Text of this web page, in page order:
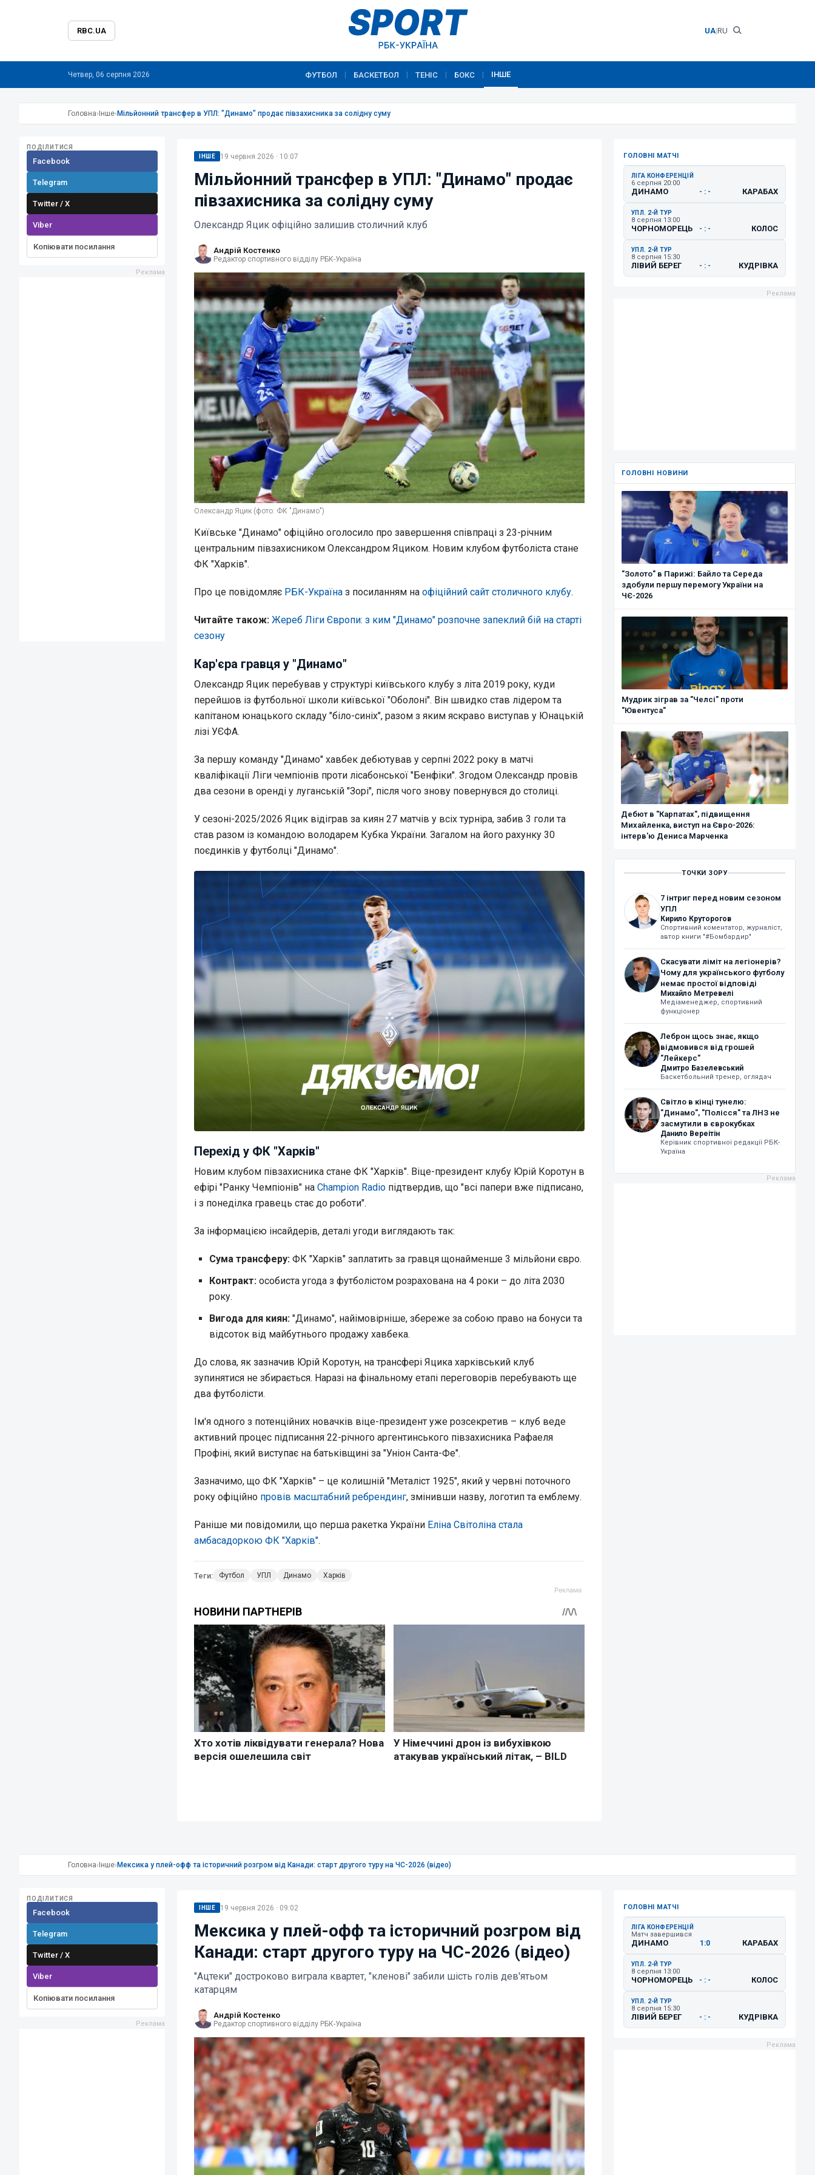
RBC.UA UA|RU
Четвер, 06 серпня 2026 ФУТБОЛ БАСКЕТБОЛ ТЕНІС БОКС ІНШЕ
Головна› Інше› Мільйонний трансфер в УПЛ: "Динамо" продає півзахисника за солідну суму
ПОДІЛИТИСЯ
Facebook
Telegram
Twitter / X
Viber
Копіювати посилання
ІНШЕ 19 червня 2026 · 10:07
Мільйонний трансфер в УПЛ: "Динамо" продає
півзахисника за солідну суму
Олександр Яцик офіційно залишив столичний клуб
Андрій Костенко
Редактор спортивного відділу РБК-Україна
Олександр Яцик (фото: ФК "Динамо")
Київське "Динамо" офіційно оголосило про завершення співпраці з 23-річним
центральним півзахисником Олександром Яциком. Новим клубом футболіста стане
ФК "Харків".
Про це повідомляє РБК-Україна з посиланням на офіційний сайт столичного клубу.
Читайте також: Жереб Ліги Європи: з ким "Динамо" розпочне запеклий бій на старті
сезону
Кар'єра гравця у "Динамо"
Олександр Яцик перебував у структурі київського клубу з літа 2019 року, куди
перейшов із футбольної школи київської "Оболоні". Він швидко став лідером та
капітаном юнацького складу "біло-синіх", разом з яким яскраво виступав у Юнацькій
лізі УЄФА.
За першу команду "Динамо" хавбек дебютував у серпні 2022 року в матчі
кваліфікації Ліги чемпіонів проти лісабонської "Бенфіки". Згодом Олександр провів
два сезони в оренді у луганській "Зорі", після чого знову повернувся до столиці.
У сезоні-2025/2026 Яцик відіграв за киян 27 матчів у всіх турніра, забив 3 голи та
став разом із командою володарем Кубка України. Загалом на його рахунку 30
поєдинків у футболці "Динамо".
Перехід у ФК "Харків"
Новим клубом півзахисника стане ФК "Харків". Віце-президент клубу Юрій Коротун в
ефірі "Ранку Чемпіонів" на Champion Radio підтвердив, що "всі папери вже підписано,
і з понеділка гравець стає до роботи".
За інформацією інсайдерів, деталі угоди виглядають так:
Сума трансферу: ФК "Харків" заплатить за гравця щонайменше 3 мільйони євро.
Контракт: особиста угода з футболістом розрахована на 4 роки – до літа 2030
року.
Вигода для киян: "Динамо", найімовірніше, збереже за собою право на бонуси та
відсоток від майбутнього продажу хавбека.
До слова, як зазначив Юрій Коротун, на трансфері Яцика харківський клуб
зупинятися не збирається. Наразі на фінальному етапі переговорів перебувають ще
два футболісти.
Ім'я одного з потенційних новачків віце-президент уже розсекретив – клуб веде
активний процес підписання 22-річного аргентинського півзахисника Рафаеля
Профіні, який виступає на батьківщині за "Уніон Санта-Фе".
Зазначимо, що ФК "Харків" – це колишній "Металіст 1925", який у червні поточного
року офіційно провів масштабний ребрендинг, змінивши назву, логотип та емблему.
Раніше ми повідомили, що перша ракетка України Еліна Світоліна стала
амбасадоркою ФК "Харків".
Теги: Футбол УПЛ Динамо Харків
ГОЛОВНІ МАТЧІ
ЛІГА КОНФЕРЕНЦІЙ
6 серпня 20:00
ДИНАМО - : - КАРАБАХ
УПЛ. 2-Й ТУР
8 серпня 13:00
ЧОРНОМОРЕЦЬ - : - КОЛОС
УПЛ. 2-Й ТУР
8 серпня 15:30
ЛІВИЙ БЕРЕГ - : - КУДРІВКА
ГОЛОВНІ НОВИНИ
"Золото" в Парижі: Байло та Середа
здобули першу перемогу України на
ЧЄ-2026
Мудрик зіграв за "Челсі" проти
"Ювентуса"
Дебют в "Карпатах", підвищення
Михайленка, виступ на Євро-2026:
інтерв'ю Дениса Марченка
ТОЧКИ ЗОРУ
7 інтриг перед новим сезоном
УПЛ
Кирило Круторогов
Спортивний коментатор, журналіст,
автор книги "#Бомбардир"
Скасувати ліміт на легіонерів?
Чому для українського футболу
немає простої відповіді
Михайло Метревелі
Медіаменеджер, спортивний
функціонер
Леброн щось знає, якщо
відмовився від грошей
"Лейкерс"
Дмитро Базелевський
Баскетбольний тренер, оглядач
Світло в кінці тунелю:
"Динамо", "Полісся" та ЛНЗ не
засмутили в єврокубках
Данило Вереітін
Керівник спортивної редакції РБК-
Україна
Головна› Інше› Мексика у плей-офф та історичний розгром від Канади: старт другого туру на ЧС-2026 (відео)
ПОДІЛИТИСЯ
Facebook
Telegram
Twitter / X
Viber
Копіювати посилання
ІНШЕ 19 червня 2026 · 09:02
Мексика у плей-офф та історичний розгром від
Канади: старт другого туру на ЧС-2026 (відео)
"Ацтеки" достроково виграла квартет, "кленові" забили шість голів дев'ятьом
катарцям
Андрій Костенко
Редактор спортивного відділу РБК-Україна
ГОЛОВНІ МАТЧІ
ЛІГА КОНФЕРЕНЦІЙ
Матч завершився
ДИНАМО 1:0 КАРАБАХ
УПЛ. 2-Й ТУР
8 серпня 13:00
ЧОРНОМОРЕЦЬ - : - КОЛОС
УПЛ. 2-Й ТУР
8 серпня 15:30
ЛІВИЙ БЕРЕГ - : - КУДРІВКА